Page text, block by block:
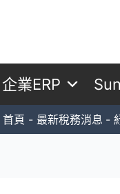
企業ERP
首頁 最新稅務消息